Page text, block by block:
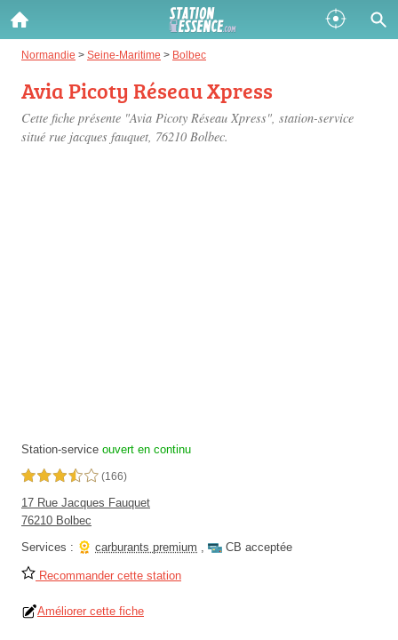
Normandie > Seine-Maritime > Bolbec
Avia Picoty Réseau Xpress
Cette fiche présente "Avia Picoty Réseau Xpress", station-service
situé rue jacques fauquet, 76210 Bolbec.
Station-service ouvert en continu
3,5 étoiles sur 5 (166)
17 Rue Jacques Fauquet
76210 Bolbec
Services :
carburants premium , CB acceptée
Recommander cette station
Améliorer cette fiche
Gazole :
Disponible Épuisé
SP 98 :